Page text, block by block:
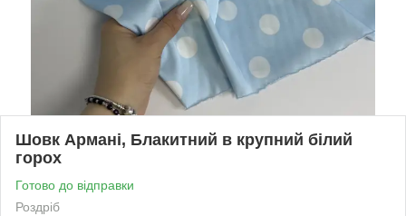
Шовк Армані, Блакитний в крупний білий
горох
Готово до відправки
Роздріб